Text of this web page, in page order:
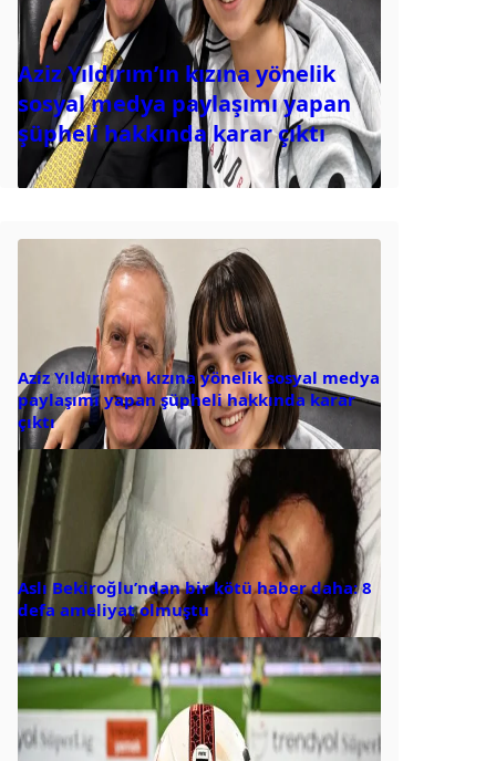
Aziz Yıldırım’ın kızına yönelik
sosyal medya paylaşımı yapan
şüpheli hakkında karar çıktı
Aziz Yıldırım’ın kızına yönelik sosyal medya
paylaşımı yapan şüpheli hakkında karar
çıktı
Aslı Bekiroğlu’ndan bir kötü haber daha: 8
defa ameliyat olmuştu